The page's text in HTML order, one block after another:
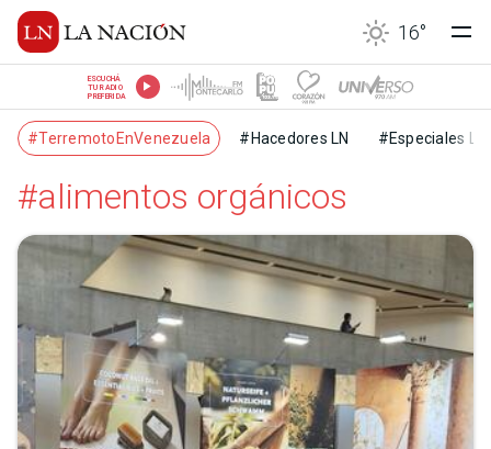
16°
ESCUCHÁ
TU RADIO
PREFERIDA
#TerremotoEnVenezuela #Hacedores LN #Especiales LN
#alimentos orgánicos